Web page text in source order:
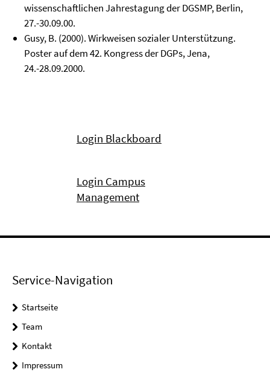
wissenschaftlichen Jahrestagung der DGSMP, Berlin,
27.-30.09.00.
Gusy, B. (2000). Wirkweisen sozialer Unterstützung.
Poster auf dem 42. Kongress der DGPs, Jena,
24.-28.09.2000.
Login Blackboard
Login Campus
Management
Service-Navigation
Startseite
Team
Kontakt
Impressum